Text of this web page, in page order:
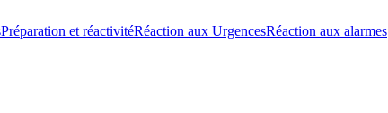
Préparation et réactivitéRéaction aux UrgencesRéaction aux alarmes